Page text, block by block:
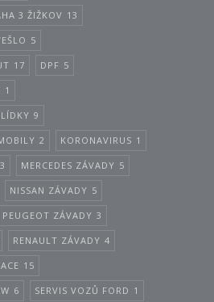
3 ŽIŽKOV 13
5
17 DPF 5
1
9
2 KORONAVIRUS 1
3 MERCEDES ZÁVADY 5
NISSAN ZÁVADY 5
PEUGEOT ZÁVADY 3
RENAULT ZÁVADY 4
15
6 SERVIS VOZŮ FORD 1